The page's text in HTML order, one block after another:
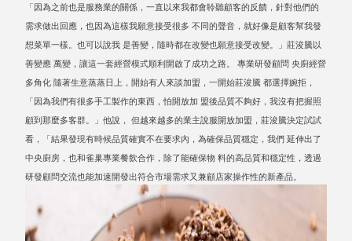
「因為之前也是服務業的關係，一直以來我都會聆聽顧客的反饋，針對他們的
需求做出回應，也因為這樣我願意接受很多 不同的聲音，就好像是顧客幫我發
想菜單一樣。也可以說我 是善變，隨時都在改變也願意接受改變。」莊浚騰以
善變應 萬變，讓這一套經營模式順利開啟了成功之路。 專業研發顧問 央廚經營
多角化 隨著生意蒸蒸日上，開始有人來談加盟，一開始莊浚騰 都選擇婉拒，
「因為我們有很多手工製作的東西，怕開放加 盟後品質不夠好，我沒有把握照
顧到那麼多客群。」他說， 但越來越多的業主說服開放加盟，莊浚騰決定試試
看，「結果發現有時候品質確實不在要求內，為確保品質穩定，我們 延伸出了
中央廚房，也和雀巢專業餐飲合作，除了能確保物 料的高品質和穩定性，透過
研發顧問交流也能加速開發出符合市場需求又兼顧店家操作性的新產品。